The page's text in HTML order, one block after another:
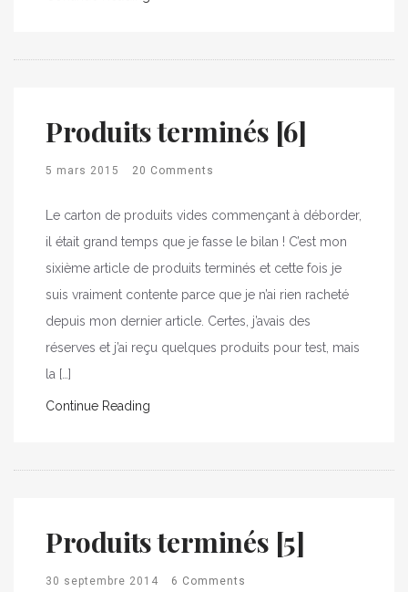
Produits terminés [6]
5 mars 2015 20 Comments
Le carton de produits vides commençant à déborder,
il était grand temps que je fasse le bilan ! C’est mon
sixième article de produits terminés et cette fois je
suis vraiment contente parce que je n’ai rien racheté
depuis mon dernier article. Certes, j’avais des
réserves et j’ai reçu quelques produits pour test, mais
la […]
Continue Reading
Produits terminés [5]
30 septembre 2014 6 Comments